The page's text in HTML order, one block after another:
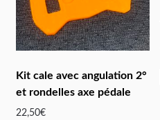
Kit cale avec angulation 2°
et rondelles axe pédale
22,50€